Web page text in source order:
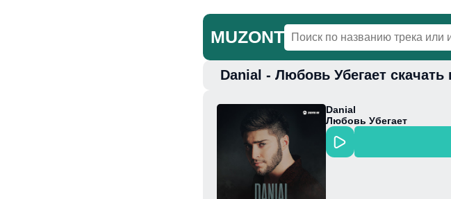
MUZONT
Danial - Любовь Убегает
Danial
Любовь Убегает